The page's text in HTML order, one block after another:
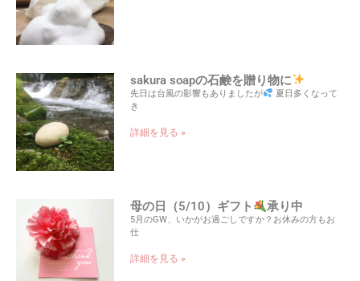
sakura soapの石鹸を贈り物に
先日は台風の影響もありましたが
夏日多くなって
き
詳細を見る »
母の日（5/10）ギフト 承り中
5月のGW、いかがお過ごしですか？お休みの方もお
仕
詳細を見る »